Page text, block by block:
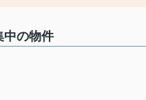
中の物件